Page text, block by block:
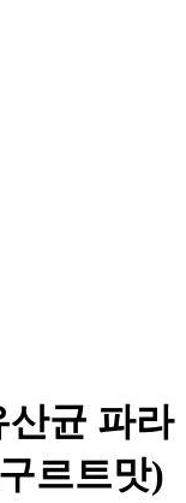
균 파라
르트맛)